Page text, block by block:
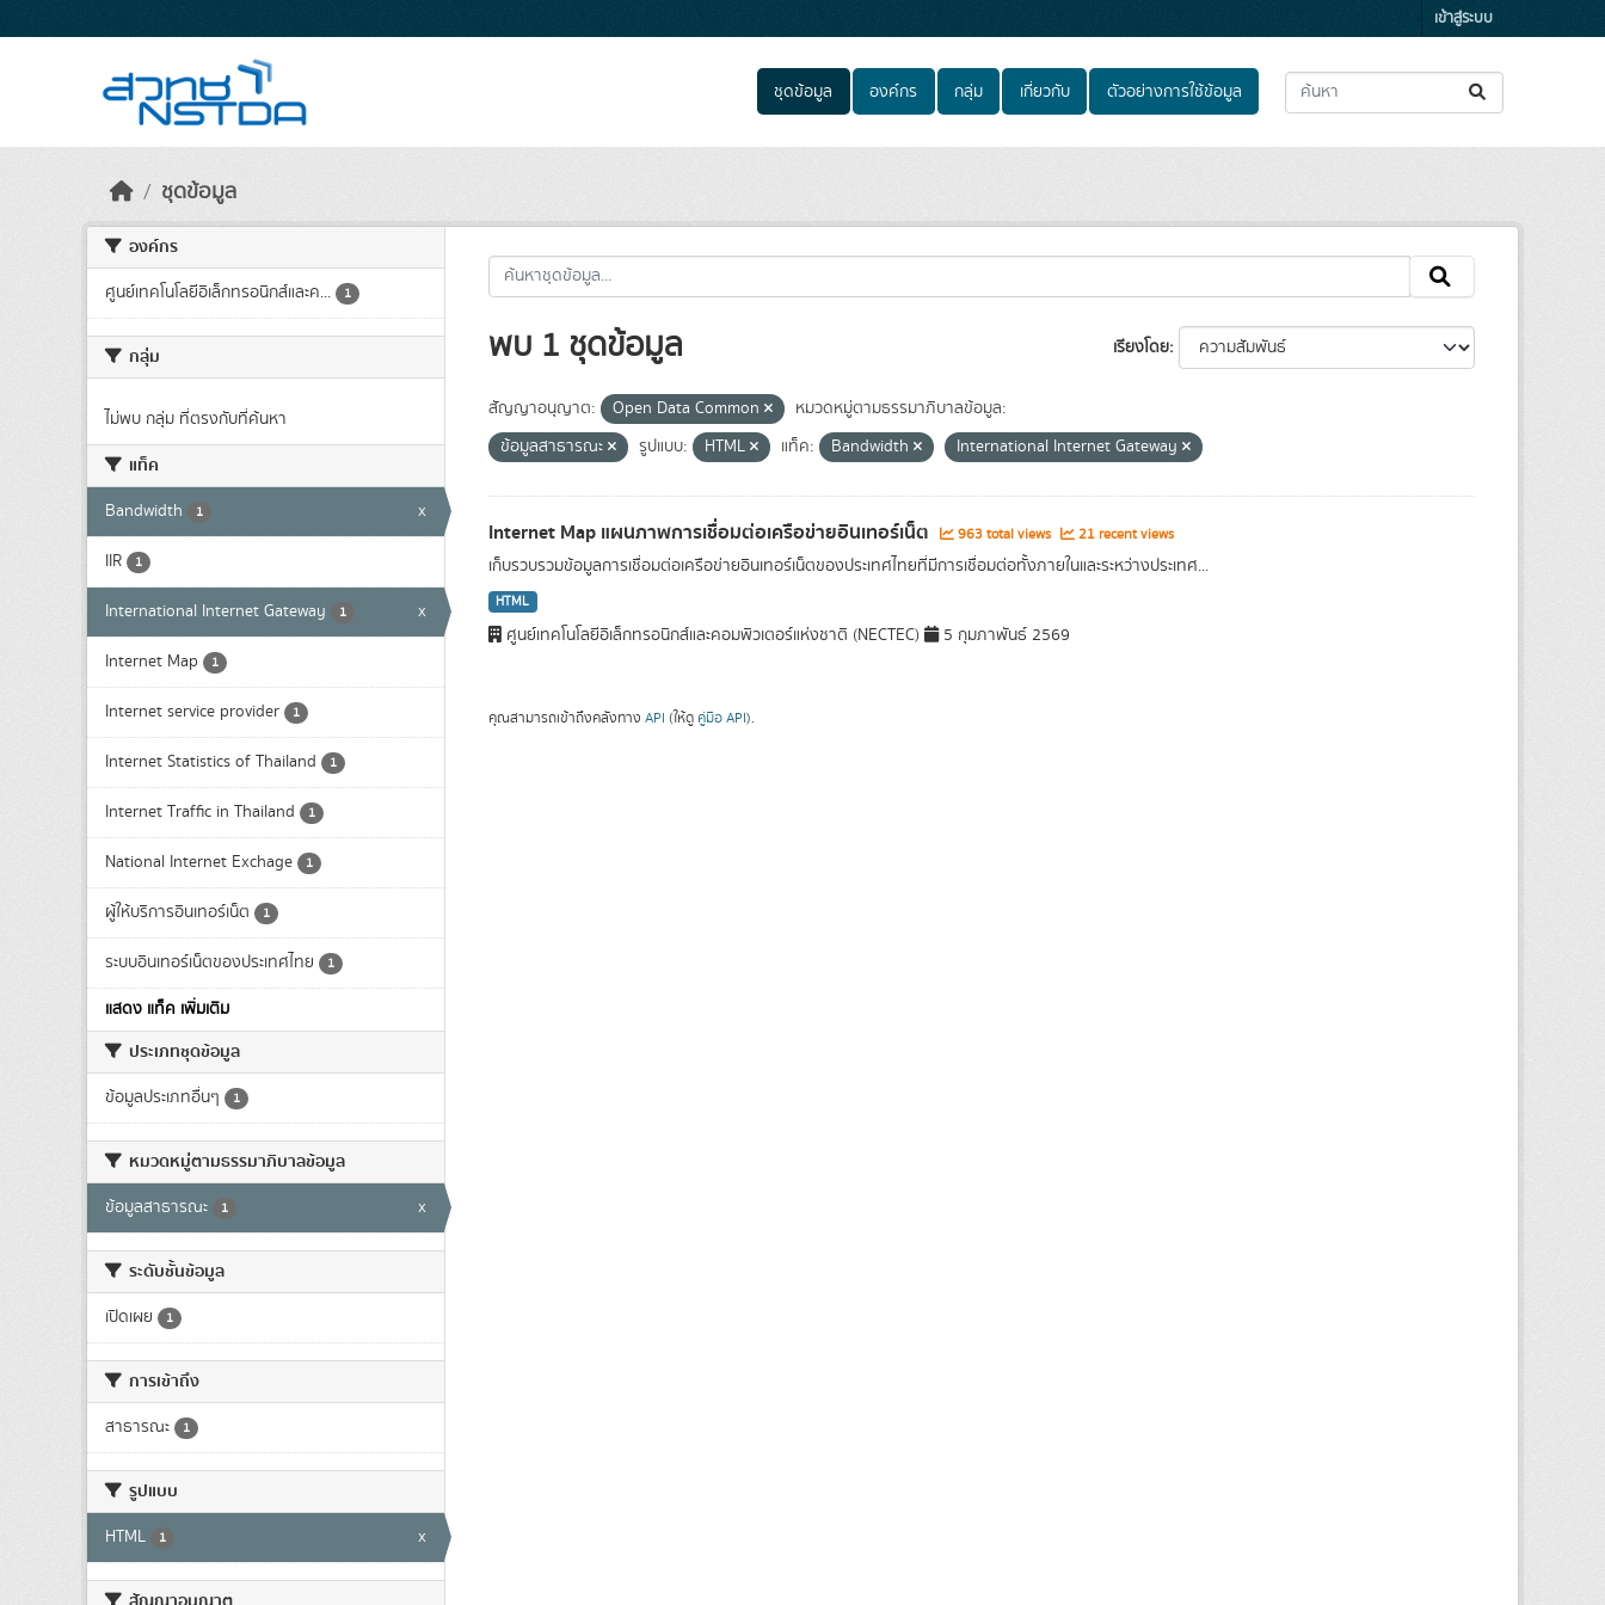
เข้าสู่ระบบ
ชุดข้อมูล องค์กร กลุ่ม เกี่ยวกับ ตัวอย่างการใช้ข้อมูล
ชุดข้อมูล
องค์กร
ศูนย์เทคโนโลยีอิเล็กทรอนิกส์และค... 1
กลุ่ม
ไม่พบ กลุ่ม ที่ตรงกับที่ค้นหา
แท็ค
Bandwidth 1 x
IIR 1
International Internet Gateway 1 x
Internet Map 1
Internet service provider 1
Internet Statistics of Thailand 1
Internet Traffic in Thailand 1
National Internet Exchage 1
ผู้ให้บริการอินเทอร์เน็ต 1
ระบบอินเทอร์เน็ตของประเทศไทย 1
แสดง แท็ค เพิ่มเติม
ประเภทชุดข้อมูล
ข้อมูลประเภทอื่นๆ 1
หมวดหมู่ตามธรรมาภิบาลข้อมูล
ข้อมูลสาธารณะ 1 x
ระดับชั้นข้อมูล
เปิดเผย 1
การเข้าถึง
สาธารณะ 1
รูปแบบ
HTML 1 x
เรียงโดย
พบ 1 ชุดข้อมูล
สัญญาอนุญาต: Open Data Common
หมวดหมู่ตามธรรมาภิบาลข้อมูล:
ข้อมูลสาธารณะ
รูปแบบ: HTML แท็ค: Bandwidth International Internet Gateway
Internet Map แผนภาพการเชื่อมต่อเครือข่ายอินเทอร์เน็ต 963 total views 21 recent views
เก็บรวบรวมข้อมูลการเชื่อมต่อเครือข่ายอินเทอร์เน็ตของประเทศไทยที่มีการเชื่อมต่อทั้งภายในและระหว่างประเทศ...
HTML
ศูนย์เทคโนโลยีอิเล็กทรอนิกส์และคอมพิวเตอร์แห่งชาติ (NECTEC) 5 กุมภาพันธ์ 2569
คุณสามารถเข้าถึงคลังทาง API (ให้ดู คู่มือ API).